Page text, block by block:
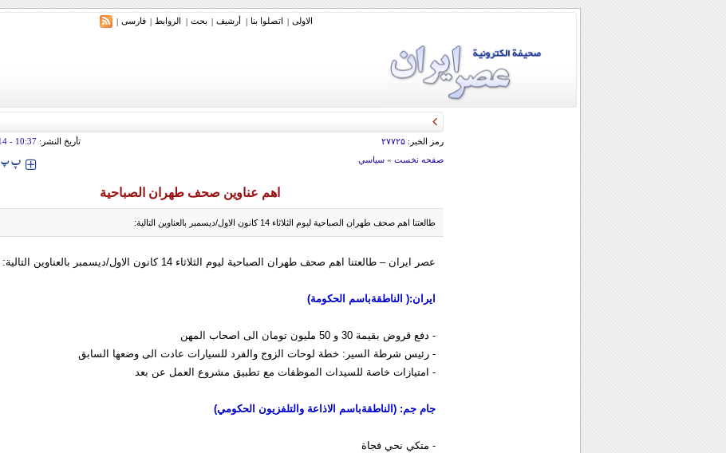
الاولی | اتصلوا بنا | أرشیف | بحث | الروابط | فارسی |
رمز الخبر: ۲۷۷۲۵ تأريخ النشر:10:37
- 14 December 2010
صفحه نخست» سياسي ‍‍‍ پپ
اهم عناوين صحف طهران الصباحية
طالعتنا اهم صحف طهران الصباحية ليوم الثلاثاء 14 كانون الاول/ديسمبر بالعناوين التالية:
عصر ايران – طالعتنا اهم صحف طهران الصباحية ليوم الثلاثاء 14 كانون الاول/ديسمبر بالعناوين التالية:
ايران:( الناطقةباسم الحکومة)
- دفع قروض بقيمة 30 و 50 مليون تومان الى اصحاب المهن
- رئيس شرطة السير: خطة لوحات الزوج والفرد للسيارات عادت الى وضعها السابق
- امتيازات خاصة للسيدات الموظفات مع تطبيق مشروع العمل عن بعد
جام جم: (الناطقةباسم الاذاعة والتلفزیون الحکومي)
- متكي نحي فجاة